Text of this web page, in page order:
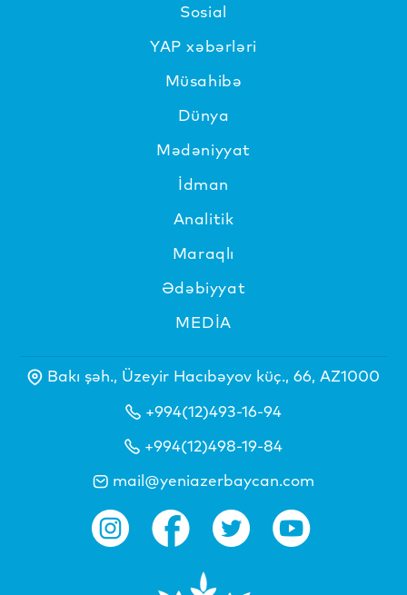
Sosial
YAP xəbərləri
Müsahibə
Dünya
Mədəniyyat
İdman
Analitik
Maraqlı
Ədəbiyyat
MEDİA
Bakı şəh., Üzeyir Hacıbəyov küç., 66, AZ1000
+994(12)493-16-94
+994(12)498-19-84
mail@yeniazerbaycan.com